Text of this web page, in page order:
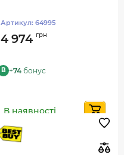
Артикул: 64995
4 974 грн
B +74 бонус
В наявності